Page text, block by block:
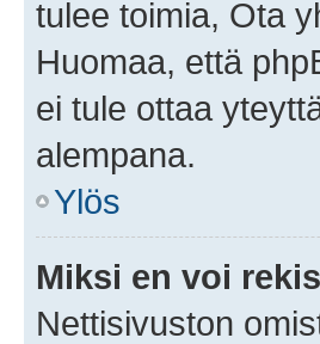
tulee toimia, Ota
Huomaa, että
ei tule ottaa
alempana.
Ylös
Miksi en voi
Nettisivuston